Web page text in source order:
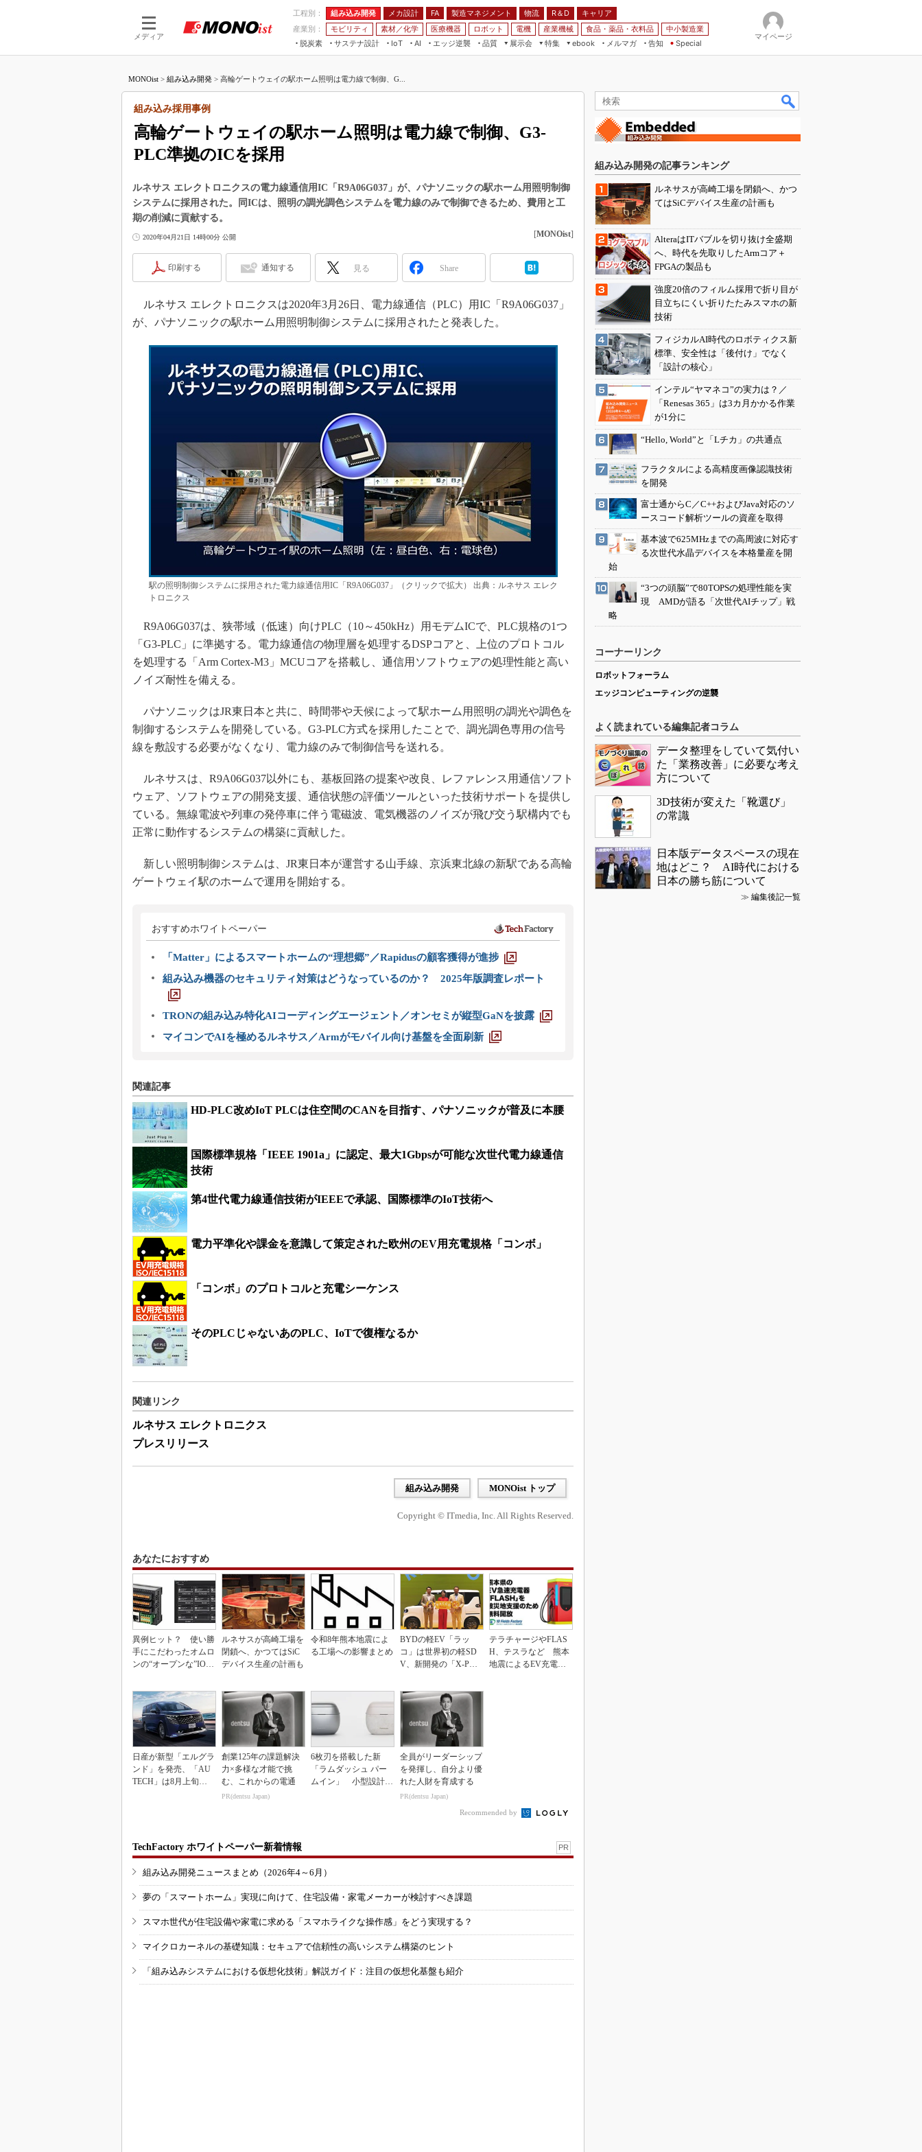
メディア
工程別： 組み込み開発 メカ設計 FA 製造マネジメント 物流 R＆D
キャリア
産業別：
モビリティ 素材／化学 医療機器 ロボット 電機 産業機械 食品・薬品・衣料品
中小製造業
脱炭素
サステナ設計
IoT
つながる工場
AI
AI×設備保全
エッジ逆襲 品質
展示会
JIMTOF
IIFES
TECHNO-FRONTIER
EdgeTech+
日本ものづくりワールド
AUTOMOTIVE WORLD
産業オープンネット展
特集
VR／AR
組み込み画像技術
組み込みモデリング
ISO26262
3Dプリンタ
インダストリー4.0
イノベーション
知財マネジメント
海外生産
グローバル設計・開発
制御セキュリティ
ebook
FA
メルマガ
告知 Special
マイページ
MONOist > 組み込み開発 > 高輪ゲートウェイの駅ホーム照明は電力線で制御、G...
高輪ゲートウェイの駅ホーム照明は電力線で制御、G3-
PLC準拠のICを採用
組み込み採用事例
ルネサス エレクトロニクスの電力線通信用IC「R9A06G037」が、パナソニックの駅ホーム用照明制御
システムに採用された。同ICは、照明の調光調色システムを電力線のみで制御できるため、費用と工
期の削減に貢献する。
2020年04月21日 14時00分 公開 [MONOist]
印刷する 通知する 見る Share
ルネサス エレクトロニクスは2020年3月26日、電力線通信（PLC）用IC「R9A06G037」
が、パナソニックの駅ホーム用照明制御システムに採用されたと発表した。
駅の照明制御システムに採用された電力線通信用IC「R9A06G037」（クリックで拡大） 出典：ルネサス エレク
トロニクス
R9A06G037は、狭帯域（低速）向けPLC（10～450kHz）用モデムICで、PLC規格の1つ
「G3-PLC」に準拠する。電力線通信の物理層を処理するDSPコアと、上位のプロトコル
を処理する「Arm Cortex-M3」MCUコアを搭載し、通信用ソフトウェアの処理性能と高い
ノイズ耐性を備える。
パナソニックはJR東日本と共に、時間帯や天候によって駅ホーム用照明の調光や調色を
制御するシステムを開発している。G3-PLC方式を採用したことで、調光調色専用の信号
線を敷設する必要がなくなり、電力線のみで制御信号を送れる。
ルネサスは、R9A06G037以外にも、基板回路の提案や改良、レファレンス用通信ソフト
ウェア、ソフトウェアの開発支援、通信状態の評価ツールといった技術サポートを提供し
ている。無線電波や列車の発停車に伴う電磁波、電気機器のノイズが飛び交う駅構内でも
正常に動作するシステムの構築に貢献した。
新しい照明制御システムは、JR東日本が運営する山手線、京浜東北線の新駅である高輪
ゲートウェイ駅のホームで運用を開始する。
おすすめホワイトペーパー
「Matter」によるスマートホームの“理想郷”／Rapidusの顧客獲得が進捗
組み込み機器のセキュリティ対策はどうなっているのか？ 2025年版調査レポート
TRONの組み込み特化AIコーディングエージェント／オンセミが縦型GaNを披露
マイコンでAIを極めるルネサス／Armがモバイル向け基盤を全面刷新
関連記事
HD-PLC改めIoT PLCは住空間のCANを目指す、パナソニックが普及に本腰
国際標準規格「IEEE 1901a」に認定、最大1Gbpsが可能な次世代電力線通信
技術
第4世代電力線通信技術がIEEEで承認、国際標準のIoT技術へ
電力平準化や課金を意識して策定された欧州のEV用充電規格「コンボ」
「コンボ」のプロトコルと充電シーケンス
そのPLCじゃないあのPLC、IoTで復権なるか
関連リンク
ルネサス エレクトロニクス
プレスリリース
組み込み開発 MONOist トップ
Copyright © ITmedia, Inc. All Rights Reserved.
あなたにおすすめ
異例ヒット？ 使い勝
手にこだわったオムロ
ンの“オープンな”IO-L
ルネサスが高崎工場を
閉鎖へ、かつてはSiC
デバイス生産の計画も
令和8年熊本地震によ
る工場への影響まとめ
BYDの軽EV「ラッ
コ」は世界初の軽SD
V、新開発の「X-PAC
テラチャージやFLAS
H、テスラなど 熊本
地震によるEV充電器
日産が新型「エルグラ
ンド」を発売、「AU
TECH」は8月上旬に
創業125年の課題解決
力×多様な才能で挑
む、これからの電通
PR(dentsu Japan)
6枚刃を搭載した新
「ラムダッシュ パー
ムイン」 小型設計と
全員がリーダーシップ
を発揮し、自分より優
れた人財を育成する
PR(dentsu Japan)
Recommended by
TechFactory ホワイトペーパー新着情報 PR
組み込み開発ニュースまとめ（2026年4～6月）
夢の「スマートホーム」実現に向けて、住宅設備・家電メーカーが検討すべき課題
スマホ世代が住宅設備や家電に求める「スマホライクな操作感」をどう実現する？
マイクロカーネルの基礎知識：セキュアで信頼性の高いシステム構築のヒント
「組み込みシステムにおける仮想化技術」解説ガイド：注目の仮想化基盤も紹介
組み込み開発の記事ランキング
ルネサスが高崎工場を閉鎖へ、かつ
てはSiCデバイス生産の計画も
AlteraはITバブルを切り抜け全盛期
へ、時代を先取りしたArmコア＋
FPGAの製品も
強度20倍のフィルム採用で折り目が
目立ちにくい折りたたみスマホの新
技術
フィジカルAI時代のロボティクス新
標準、安全性は「後付け」でなく
「設計の核心」
インテル“ヤマネコ”の実力は？／
「Renesas 365」は3カ月かかる作業
が1分に
“Hello, World”と「Lチカ」の共通点
フラクタルによる高精度画像認識技術
を開発
富士通からC／C++およびJava対応のソ
ースコード解析ツールの資産を取得
基本波で625MHzまでの高周波に対応す
る次世代水晶デバイスを本格量産を開
始
“3つの頭脳”で80TOPSの処理性能を実
現 AMDが語る「次世代AIチップ」戦
略
コーナーリンク
ロボットフォーラム
エッジコンピューティングの逆襲
よく読まれている編集記者コラム
データ整理をしていて気付い
た「業務改善」に必要な考え
方について
3D技術が変えた「靴選び」
の常識
日本版データスペースの現在
地はどこ？ AI時代における
日本の勝ち筋について
≫ 編集後記一覧